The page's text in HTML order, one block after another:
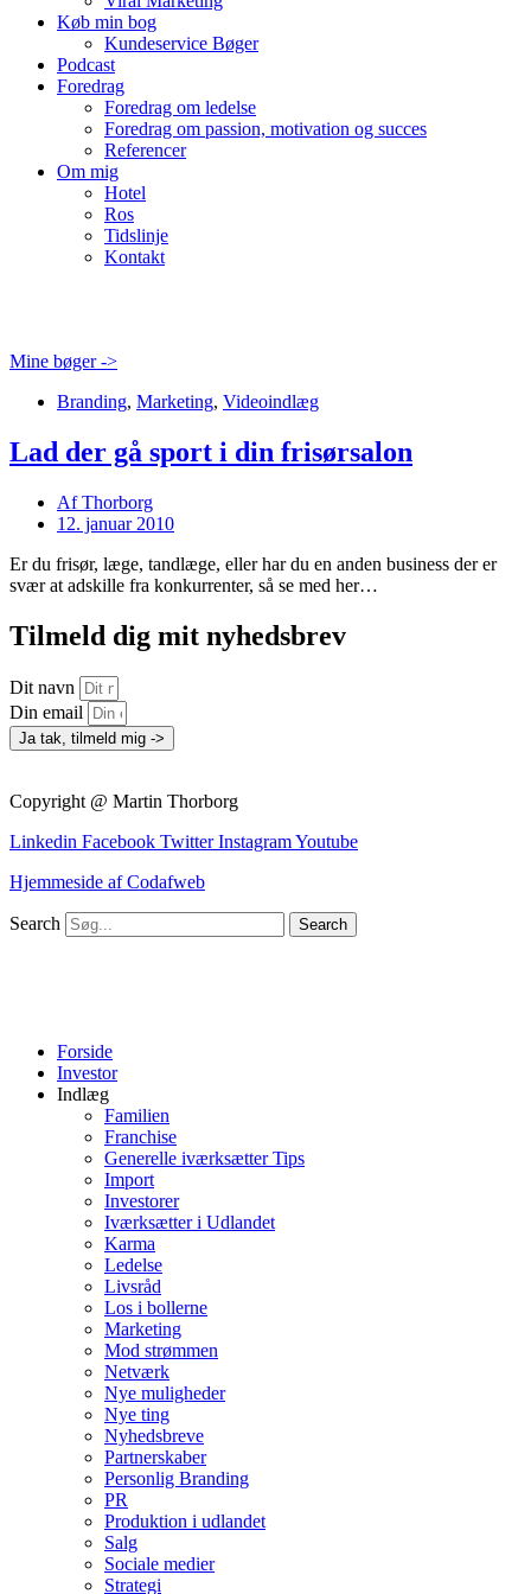
Køb min bog
Kundeservice Bøger
Podcast
Foredrag
Foredrag om ledelse
Foredrag om passion, motivation og succes
Referencer
Om mig
Hotel
Ros
Tidslinje
Kontakt
Mine bøger ->
Branding, Marketing, Videoindlæg
Lad der gå sport i din frisørsalon
AfThorborg
12. januar 2010
Er du frisør, læge, tandlæge, eller har du en anden business der er
svær at adskille fra konkurrenter, så se med her…
Tilmeld dig mit nyhedsbrev
Dit navn
Din email
Ja tak, tilmeld mig ->
Copyright @ Martin Thorborg
Linkedin Facebook Twitter InstagramYoutube
Hjemmeside af Codafweb
Search Search
Forside
Investor
Indlæg
Familien
Franchise
Generelle iværksætter Tips
Import
Investorer
Iværksætter i Udlandet
Karma
Ledelse
Livsråd
Los i bollerne
Marketing
Mod strømmen
Netværk
Nye muligheder
Nye ting
Nyhedsbreve
Partnerskaber
Personlig Branding
PR
Produktion i udlandet
Salg
Sociale medier
Strategi